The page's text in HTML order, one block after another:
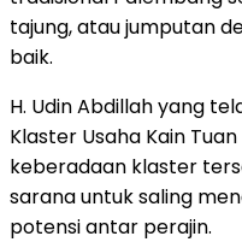
tajung, atau jumputan
baik.
H. Udin Abdillah yang
Klaster Usaha Kain
keberadaan klaster
sarana untuk saling
potensi antar perajin.